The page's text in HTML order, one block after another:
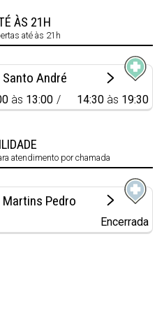
ÀS 21H
até às 21h
André
às 13:00 14:30 às 19:30
atendimento por chamada
Pedro
Encerrada